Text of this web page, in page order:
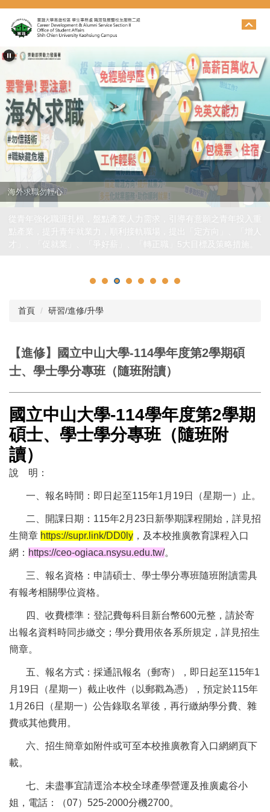
跳
到
主
內
區
從青年強化職涯扎根，盤點產業人力需求，引導有意願之青年投入重
點產業，提升青年就業力，順利接軌職場，提出「定方向」、「增人
才」、「促就業」、「爭好薪」、「轉正職」5大目標及策略措施。
海外求職勿輕心
首頁 研習/進修/升學
【進修】國立中山大學-114學年度第2學期碩
士、學士學分專班（隨班附讀）
國立中山大學-114學年度第2學期
碩士、學士學分專班（隨班附
讀）
說 明：
一、報名時間：即日起至115年1月19日（星期一）止。
二、開課日期：115年2月23日新學期課程開始，詳見招
生簡章 https://supr.link/DD0ly ，及本校推廣教育課程入口
網： https://ceo-ogiaca.nsysu.edu.tw/。
三、報名資格：申請碩士、學士學分專班隨班附讀需具
有報考相關學位資格。
四、收費標準：登記費每科目新台幣600元整，請於寄
出報名資料時同步繳交；學分費用依各系所規定，詳見招生
簡章。
五、報名方式：採通訊報名（郵寄），即日起至115年1
月19日（星期一）截止收件（以郵戳為憑），預定於115年
1月26日（星期一）公告錄取名單後，再行繳納學分費、雜
費或其他費用。
六、招生簡章如附件或可至本校推廣教育入口網網頁下
載。
七、未盡事宜請逕洽本校全球產學營運及推廣處谷小
姐，電話：（07）525-2000分機2700。